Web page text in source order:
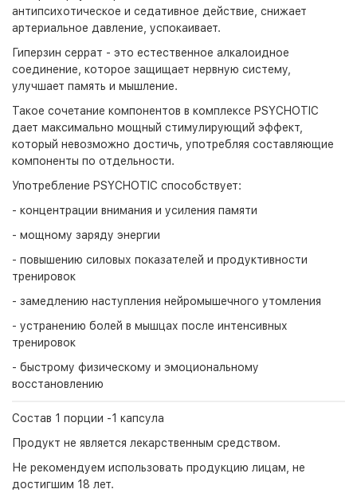
антипсихотическое и седативное действие, снижает
артериальное давление, успокаивает.
Гиперзин серрат - это естественное алкалоидное
соединение, которое защищает нервную систему,
улучшает память и мышление.
Такое сочетание компонентов в комплексе PSYCHOTIC
дает максимально мощный стимулирующий эффект,
который невозможно достичь, употребляя составляющие
компоненты по отдельности.
Употребление PSYCHOTIC способствует:
- концентрации внимания и усиления памяти
- мощному заряду энергии
- повышению силовых показателей и продуктивности
тренировок
- замедлению наступления нейромышечного утомления
- устранению болей в мышцах после интенсивных
тренировок
- быстрому физическому и эмоциональному
восстановлению
Состав 1 порции -1 капсула
Продукт не является лекарственным средством.
Не рекомендуем использовать продукцию лицам, не
достигшим 18 лет.